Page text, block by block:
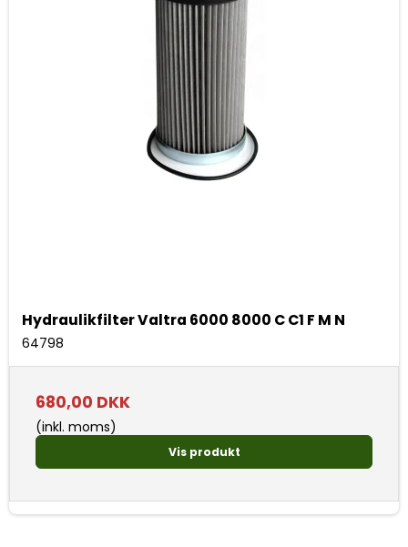
Hydraulikfilter Valtra 6000 8000 C C1 F M N
64798
680,00 DKK
(inkl. moms)
Vis produkt